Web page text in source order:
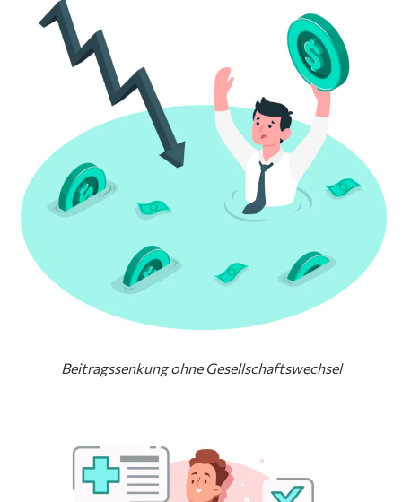
Beitragssenkung ohne Gesellschaftswechsel